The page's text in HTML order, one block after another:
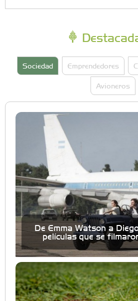
Sociedad Emprendedores
Avioneros
De Emma Watson a
películas que se